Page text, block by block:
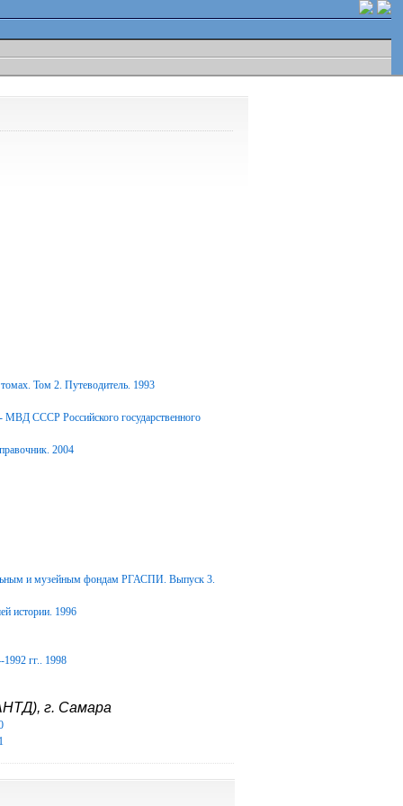
Том 2. Путеводитель. 1993
МВД СССР Российского государственного
2004
и музейным фондам РГАСПИ. Выпуск 3.
истории. 1996
гг.. 1998
г. Самара